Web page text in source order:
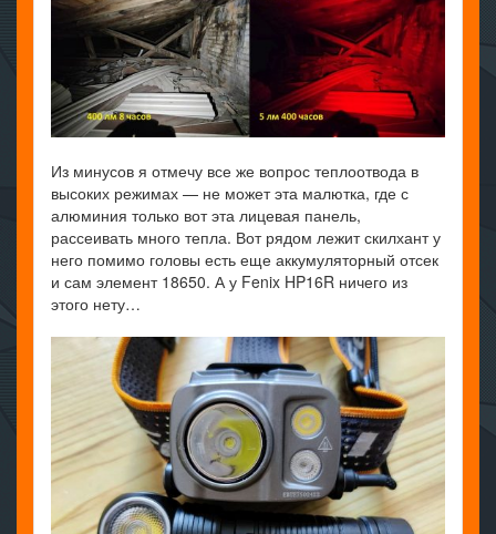
Из минусов я отмечу все же вопрос теплоотвода в
высоких режимах — не может эта малютка, где с
алюминия только вот эта лицевая панель,
рассеивать много тепла. Вот рядом лежит скилхант у
него помимо головы есть еще аккумуляторный отсек
и сам элемент 18650. А у Fenix HP16R ничего из
этого нету…